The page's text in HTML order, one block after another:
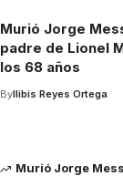
Murió Jorge
padre de Lionel
los 68 años
ByIlibis Reyes Ortega
Murió Jorge